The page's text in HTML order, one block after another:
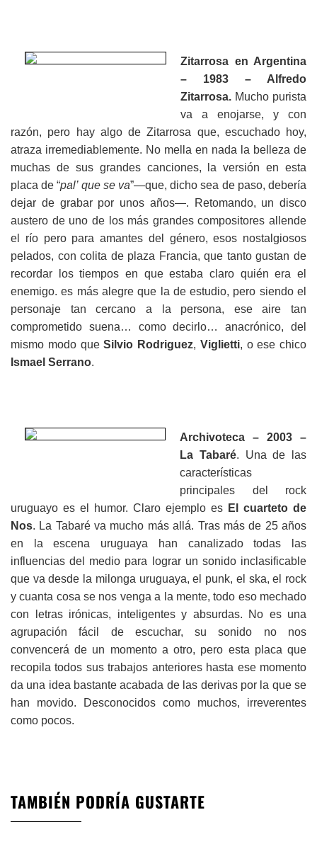
Zitarrosa en Argentina
– 1983 – Alfredo
Zitarrosa. Mucho purista
va a enojarse, y con
razón, pero hay algo de Zitarrosa que, escuchado hoy,
atraza irremediablemente. No mella en nada la belleza de
muchas de sus grandes canciones, la versión en esta
placa de “pal’ que se va”—que, dicho sea de paso, debería
dejar de grabar por unos años—. Retomando, un disco
austero de uno de los más grandes compositores allende
el río pero para amantes del género, esos nostalgiosos
pelados, con colita de plaza Francia, que tanto gustan de
recordar los tiempos en que estaba claro quién era el
enemigo. es más alegre que la de estudio, pero siendo el
personaje tan cercano a la persona, ese aire tan
comprometido suena… como decirlo… anacrónico, del
mismo modo queSilvio Rodriguez, Viglietti, o ese chico
Ismael Serrano.
Archivoteca – 2003 –
La Tabaré. Una de las
características
principales del rock
uruguayo es el humor. Claro ejemplo es El cuarteto de
Nos. La Tabaré va mucho más allá. Tras más de 25 años
en la escena uruguaya han canalizado todas las
influencias del medio para lograr un sonido inclasificable
que va desde la milonga uruguaya, el punk, el ska, el rock
y cuanta cosa se nos venga a la mente, todo eso mechado
con letras irónicas, inteligentes y absurdas. No es una
agrupación fácil de escuchar, su sonido no nos
convencerá de un momento a otro, pero esta placa que
recopila todos sus trabajos anteriores hasta ese momento
da una idea bastante acabada de las derivas por la que se
han movido. Desconocidos como muchos, irreverentes
como pocos.
TAMBIÉN PODRÍA GUSTARTE